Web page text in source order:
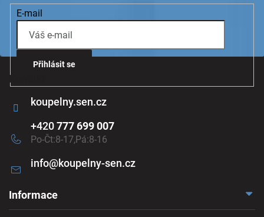
Kontakt
info@koupelny-sen.cz
+420777 699 007
Po-Čt:8-17,Pá:8-16
koupelny.sen.cz
Informace
E-mail
Přihlásit se